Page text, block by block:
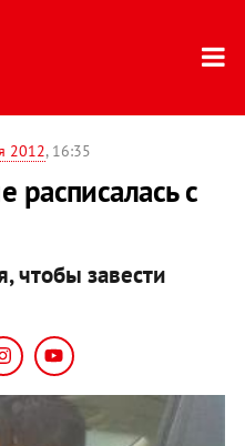
2012, 16:35
расписалась с
чтобы завести